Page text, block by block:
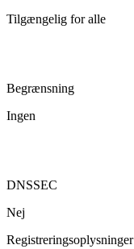
Tilgængelig for alle
Begrænsning
Ingen
DNSSEC
Nej
Registreringsoplysninger